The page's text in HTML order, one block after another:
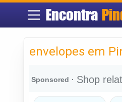
Encontra
envelopes em